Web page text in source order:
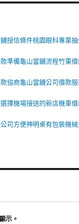
授信條件桃園眼科專業
準備龜山當舖流程竹東
協商龜山當舖公司借款
擇機場接送的新店機車
司方便神明桌有包裝機
示。